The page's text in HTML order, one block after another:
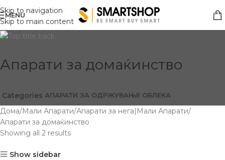
Skip to navigation
Skip to main content
MENU
Апарати за домаќинство
Categories АПАРАТИ ЗА ОДРЖУВАЊЕ ОБЛЕКА
Дома Мали Апарати Апарати за нега|Мали Апарати
Апарати за домаќинство
Showing all 2 results
Show sidebar